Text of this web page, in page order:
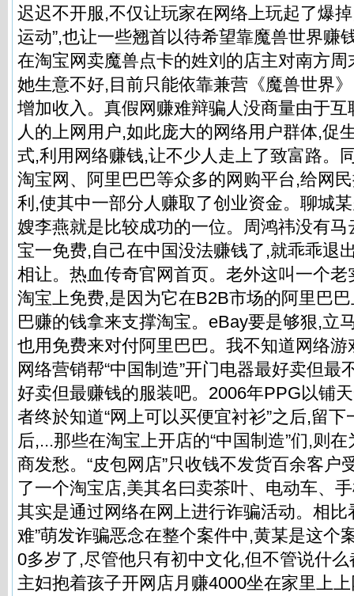
迟迟不开服,不仅让玩家在网络上玩起了爆
运动”,也让一些翘首以待希望靠魔兽世界赚
在淘宝网卖魔兽点卡的姓刘的店主对南方
她生意不好,目前只能依靠兼营《魔兽世界
增加收入。真假网赚难辩骗人没商量由于
人的上网用户,如此庞大的网络用户群体,促
式,利用网络赚钱,让不少人走上了致富路。
淘宝网、阿里巴巴等众多的网购平台,给网
利,使其中一部分人赚取了创业资金。聊城
嫂李燕就是比较成功的一位。周鸿祎没有
宝一免费,自己在中国没法赚钱了,就乖乖退
相让。热血传奇官网首页。老外这叫一个
淘宝上免费,是因为它在B2B市场的阿里巴
巴赚的钱拿来支撑淘宝。eBay要是够狠,立
也用免费来对付阿里巴巴。我不知道网络
网络营销帮“中国制造”开门电器最好卖但最
好卖但最赚钱的服装吧。2006年PPG以铺
者终於知道“网上可以买便宜衬衫”之后,留
后,...那些在淘宝上开店的“中国制造”们,则
商发愁。“皮包网店”只收钱不发货百余客户
了一个淘宝店,美其名曰卖茶叶、电动车、
其实是通过网络在网上进行诈骗活动。相比
难”萌发诈骗恶念在整个案件中,黄某是这个
0多岁了,尽管他只有初中文化,但不管说什
主妇抱着孩子开网店月赚4000坐在家里上